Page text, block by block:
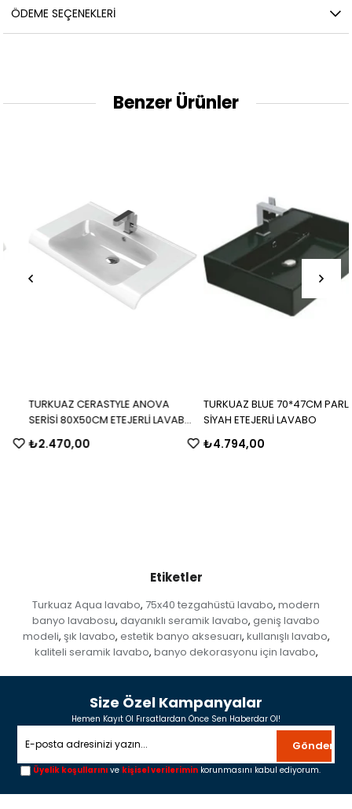
ÖDEME SEÇENEKLERI
Benzer Ürünler
TURKUAZ CERASTYLE ANOVA
SERİSİ 80X50CM ETEJERLİ LAVABO
BEYAZ
₺2.470,00
TURKUAZ BLUE 70*47CM PARLAK
SİYAH ETEJERLİ LAVABO
₺4.794,00
Etiketler
Turkuaz Aqua lavabo, 75x40 tezgahüstü lavabo, modern
banyo lavabosu, dayanıklı seramik lavabo, geniş lavabo
modeli, şık lavabo, estetik banyo aksesuarı, kullanışlı lavabo,
kaliteli seramik lavabo, banyo dekorasyonu için lavabo,
Size Özel Kampanyalar
Hemen Kayıt Ol Fırsatlardan Önce Sen Haberdar Ol!
Gönder
Üyelik koşullarını ve kişisel verilerimin korunmasını kabul ediyorum.